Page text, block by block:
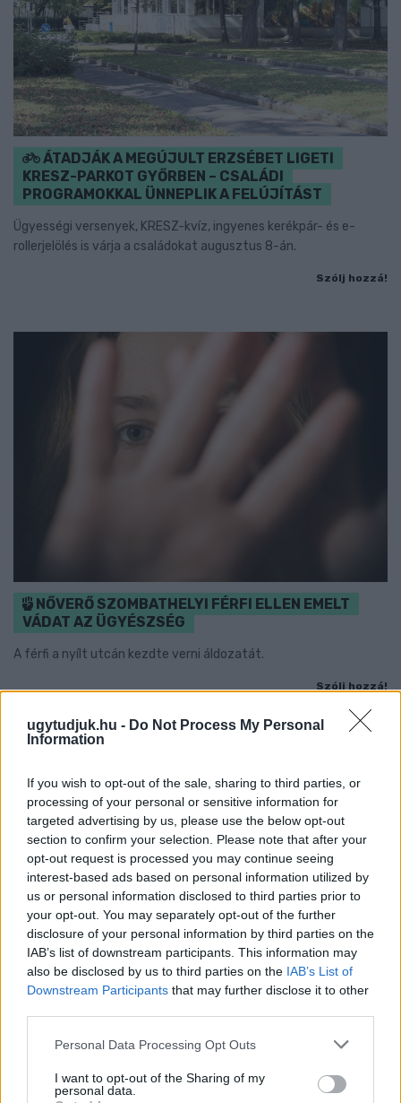
ugytudjuk.hu - Do Not Process My Personal
Information
If you wish to opt-out of the sale, sharing to third parties, or
processing of your personal or sensitive information for
targeted advertising by us, please use the below opt-out
section to confirm your selection. Please note that after your
opt-out request is processed you may continue seeing
interest-based ads based on personal information utilized by
us or personal information disclosed to third parties prior to
your opt-out. You may separately opt-out of the further
disclosure of your personal information by third parties on the
IAB’s list of downstream participants. This information may
also be disclosed by us to third parties on the IAB’s List of
Downstream Participants that may further disclose it to other
Please note that this website/app uses one or more Google
not limited to your visit or usage behaviour. You may click to
grant or deny consent to Google and its third-party tags to
Personal Data Processing Opt Outs
I want to opt-out of the Sharing of my
personal data.
ÁTADJÁK A MEGÚJULT ERZSÉBET LIGETI
KRESZ-PARKOT GYŐRBEN – CSALÁDI
PROGRAMOKKAL ÜNNEPLIK A FELÚJÍTÁST
Ügyességi versenyek, KRESZ-kvíz, ingyenes kerékpár- és e-
rollerjelölés is várja a családokat augusztus 8-án.
Szólj hozzá!
NŐVERŐ SZOMBATHELYI FÉRFI ELLEN EMELT
VÁDAT AZ ÜGYÉSZSÉG
A férfi a nyílt utcán kezdte verni áldozatát.
Szólj hozzá!
A RÓMAIAKTÓL AZ AGYAGKATONÁKIG –
KÖZÖNSÉGTALÁLKOZÓ VÁRJA A LÁTOGATÓKAT A
Ingyenes programokkal és különleges kiállításokkal készülnek a